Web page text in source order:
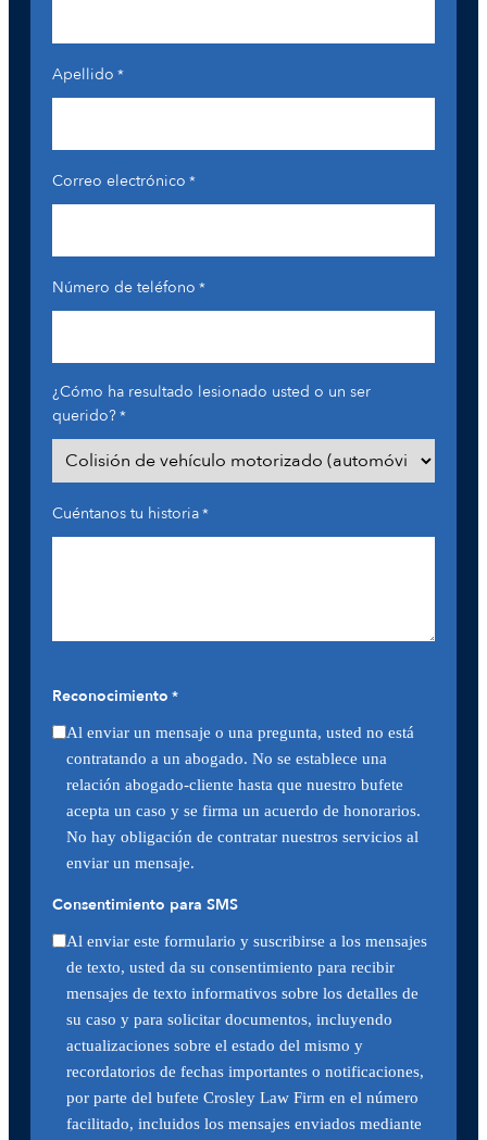
Apellido *
Correo electrónico *
Número de teléfono *
¿Cómo ha resultado lesionado usted o un ser
querido?*
Cuéntanos tu historia*
Reconocimiento *
Al enviar un mensaje o una pregunta, usted no está
contratando a un abogado. No se establece una
relación abogado-cliente hasta que nuestro bufete
acepta un caso y se firma un acuerdo de honorarios.
No hay obligación de contratar nuestros servicios al
enviar un mensaje.
Consentimiento para SMS
Al enviar este formulario y suscribirse a los mensajes
de texto, usted da su consentimiento para recibir
mensajes de texto informativos sobre los detalles de
su caso y para solicitar documentos, incluyendo
actualizaciones sobre el estado del mismo y
recordatorios de fechas importantes o notificaciones,
por parte del bufete Crosley Law Firm en el número
facilitado, incluidos los mensajes enviados mediante